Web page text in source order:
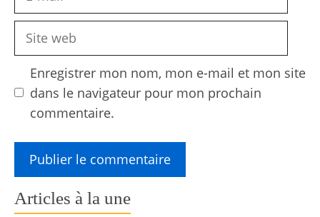
Site
Enregistrer mon nom, mon e-mail et mon site
dans le navigateur pour mon prochain
commentaire.
Articles à la une